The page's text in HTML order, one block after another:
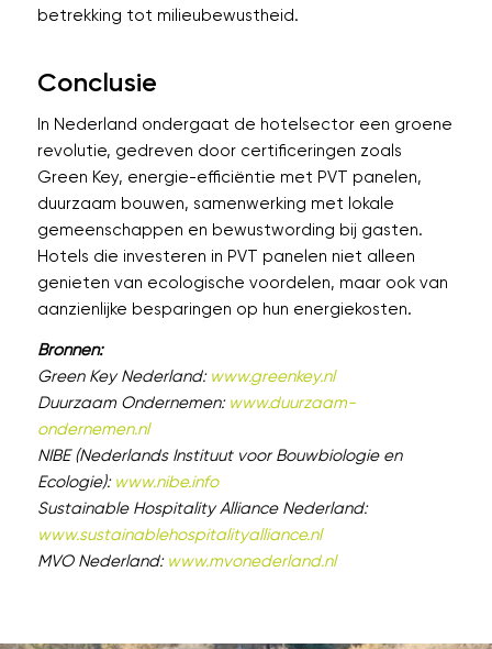
betrekking tot milieubewustheid.
Conclusie
In Nederland ondergaat de hotelsector een groene
revolutie, gedreven door certificeringen zoals
Green Key, energie-efficiëntie met PVT panelen,
duurzaam bouwen, samenwerking met lokale
gemeenschappen en bewustwording bij gasten.
Hotels die investeren in PVT panelen niet alleen
genieten van ecologische voordelen, maar ook van
aanzienlijke besparingen op hun energiekosten.
Bronnen:
Green Key Nederland: www.greenkey.nl
Duurzaam Ondernemen: www.duurzaam-
ondernemen.nl
NIBE (Nederlands Instituut voor Bouwbiologie en
Ecologie): www.nibe.info
Sustainable Hospitality Alliance Nederland:
www.sustainablehospitalityalliance.nl
MVO Nederland: www.mvonederland.nl